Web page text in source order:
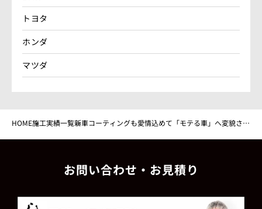
トヨタ
ホンダ
マツダ
HOME施工実績一覧新車コーティングも愛情込めて「モテる車」へ変貌させ
お問い合わせ・お見積り